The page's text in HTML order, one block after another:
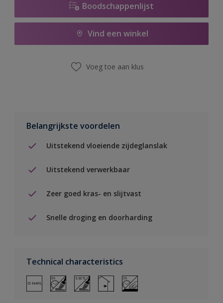
Boodschappenlijst
Vind een winkel
Voeg toe aan klus
Belangrijkste voordelen
Uitstekend vloeiende zijdeglanslak
Uitstekend verwerkbaar
Zeer goed kras- en slijtvast
Snelle droging en doorharding
Technical characteristics